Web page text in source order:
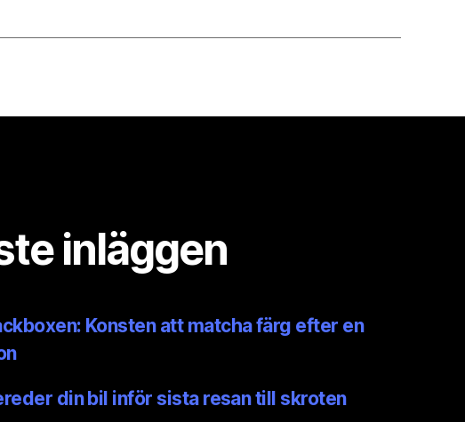
inläggen
Konsten att matcha färg efter en
din bil inför sista resan till skroten